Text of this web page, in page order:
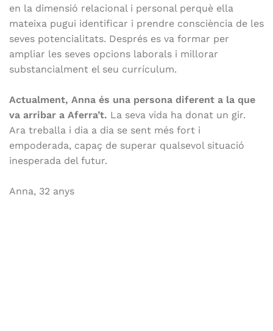
en la dimensió relacional i personal perquè ella
mateixa pugui identificar i prendre consciència de les
seves potencialitats. Després es va formar per
ampliar les seves opcions laborals i millorar
substancialment el seu currículum.
Actualment, Anna és una persona diferent a la que
va arribar a Aferra’t. La seva vida ha donat un gir.
Ara treballa i dia a dia se sent més fort i
empoderada, capaç de superar qualsevol situació
inesperada del futur.
Anna, 32 anys